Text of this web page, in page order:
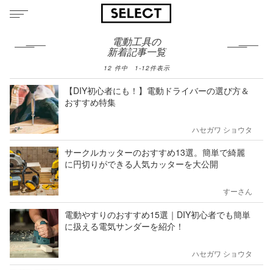
電動工具の
新着記事一覧
12 件中 1-12件表示
【DIY初心者にも！】電動ドライバーの選び方＆
おすすめ特集
ハセガワ ショウタ
サークルカッターのおすすめ13選。簡単で綺麗
に円切りができる人気カッターを大公開
すーさん
電動やすりのおすすめ15選｜DIY初心者でも簡単
に扱える電気サンダーを紹介！
ハセガワ ショウタ